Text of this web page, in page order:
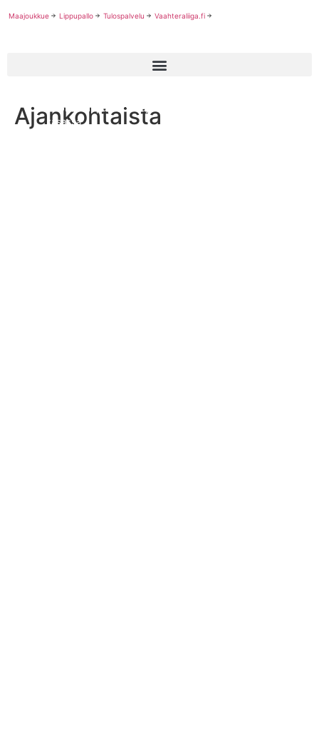
Maajoukkue Lippupallo Tulospalvelu Vaahteraliiga.fi
Ajankohtaista
Nuorten lippupallomaajoukkueiden valmennustiimit nyt
kasassa